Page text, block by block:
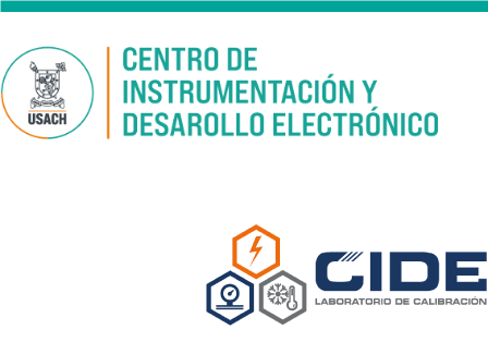
Pasar al contenido principal